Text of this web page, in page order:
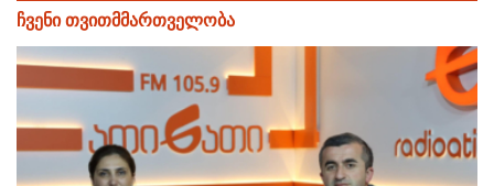
ჩვენი თვითმმართველობა